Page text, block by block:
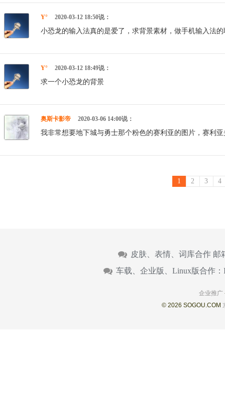
Y° 2020-03-12 18:50说：
小恐龙的输入法真的是爱了，求背景素材，做手机输入法
Y° 2020-03-12 18:49说：
求一个小恐龙的背景
奥斯卡影帝 2020-03-06 14:00说：
我非常想要地下城与勇士那个粉色的赛利亚的图片，赛利
1 2 3 4
皮肤、表情、词库合作 邮
车载、企业版、Linux版合作：
企业推广
© 2026 SOGOU.COM